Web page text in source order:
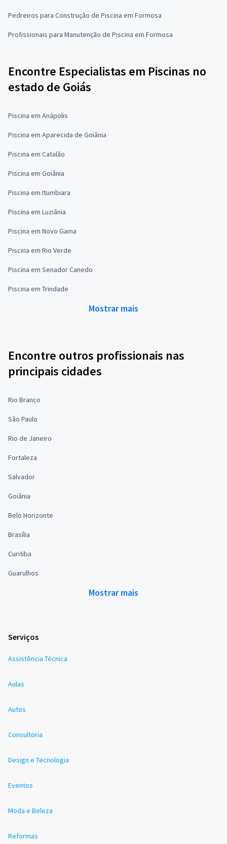
Pedreiros para Construção de Piscina em Formosa
Profissionais para Manutenção de Piscina em Formosa
Encontre Especialistas em Piscinas no
estado de Goiás
Piscina em Anápolis
Piscina em Aparecida de Goiânia
Piscina em Catalão
Piscina em Goiânia
Piscina em Itumbiara
Piscina em Luziânia
Piscina em Novo Gama
Piscina em Rio Verde
Piscina em Senador Canedo
Piscina em Trindade
Mostrar mais
Encontre outros profissionais nas
principais cidades
Rio Branco
São Paulo
Rio de Janeiro
Fortaleza
Salvador
Goiânia
Belo Horizonte
Brasília
Curitiba
Guarulhos
Mostrar mais
Serviços
Assistência Técnica
Aulas
Autos
Consultoria
Design e Tecnologia
Eventos
Moda e Beleza
Reformas